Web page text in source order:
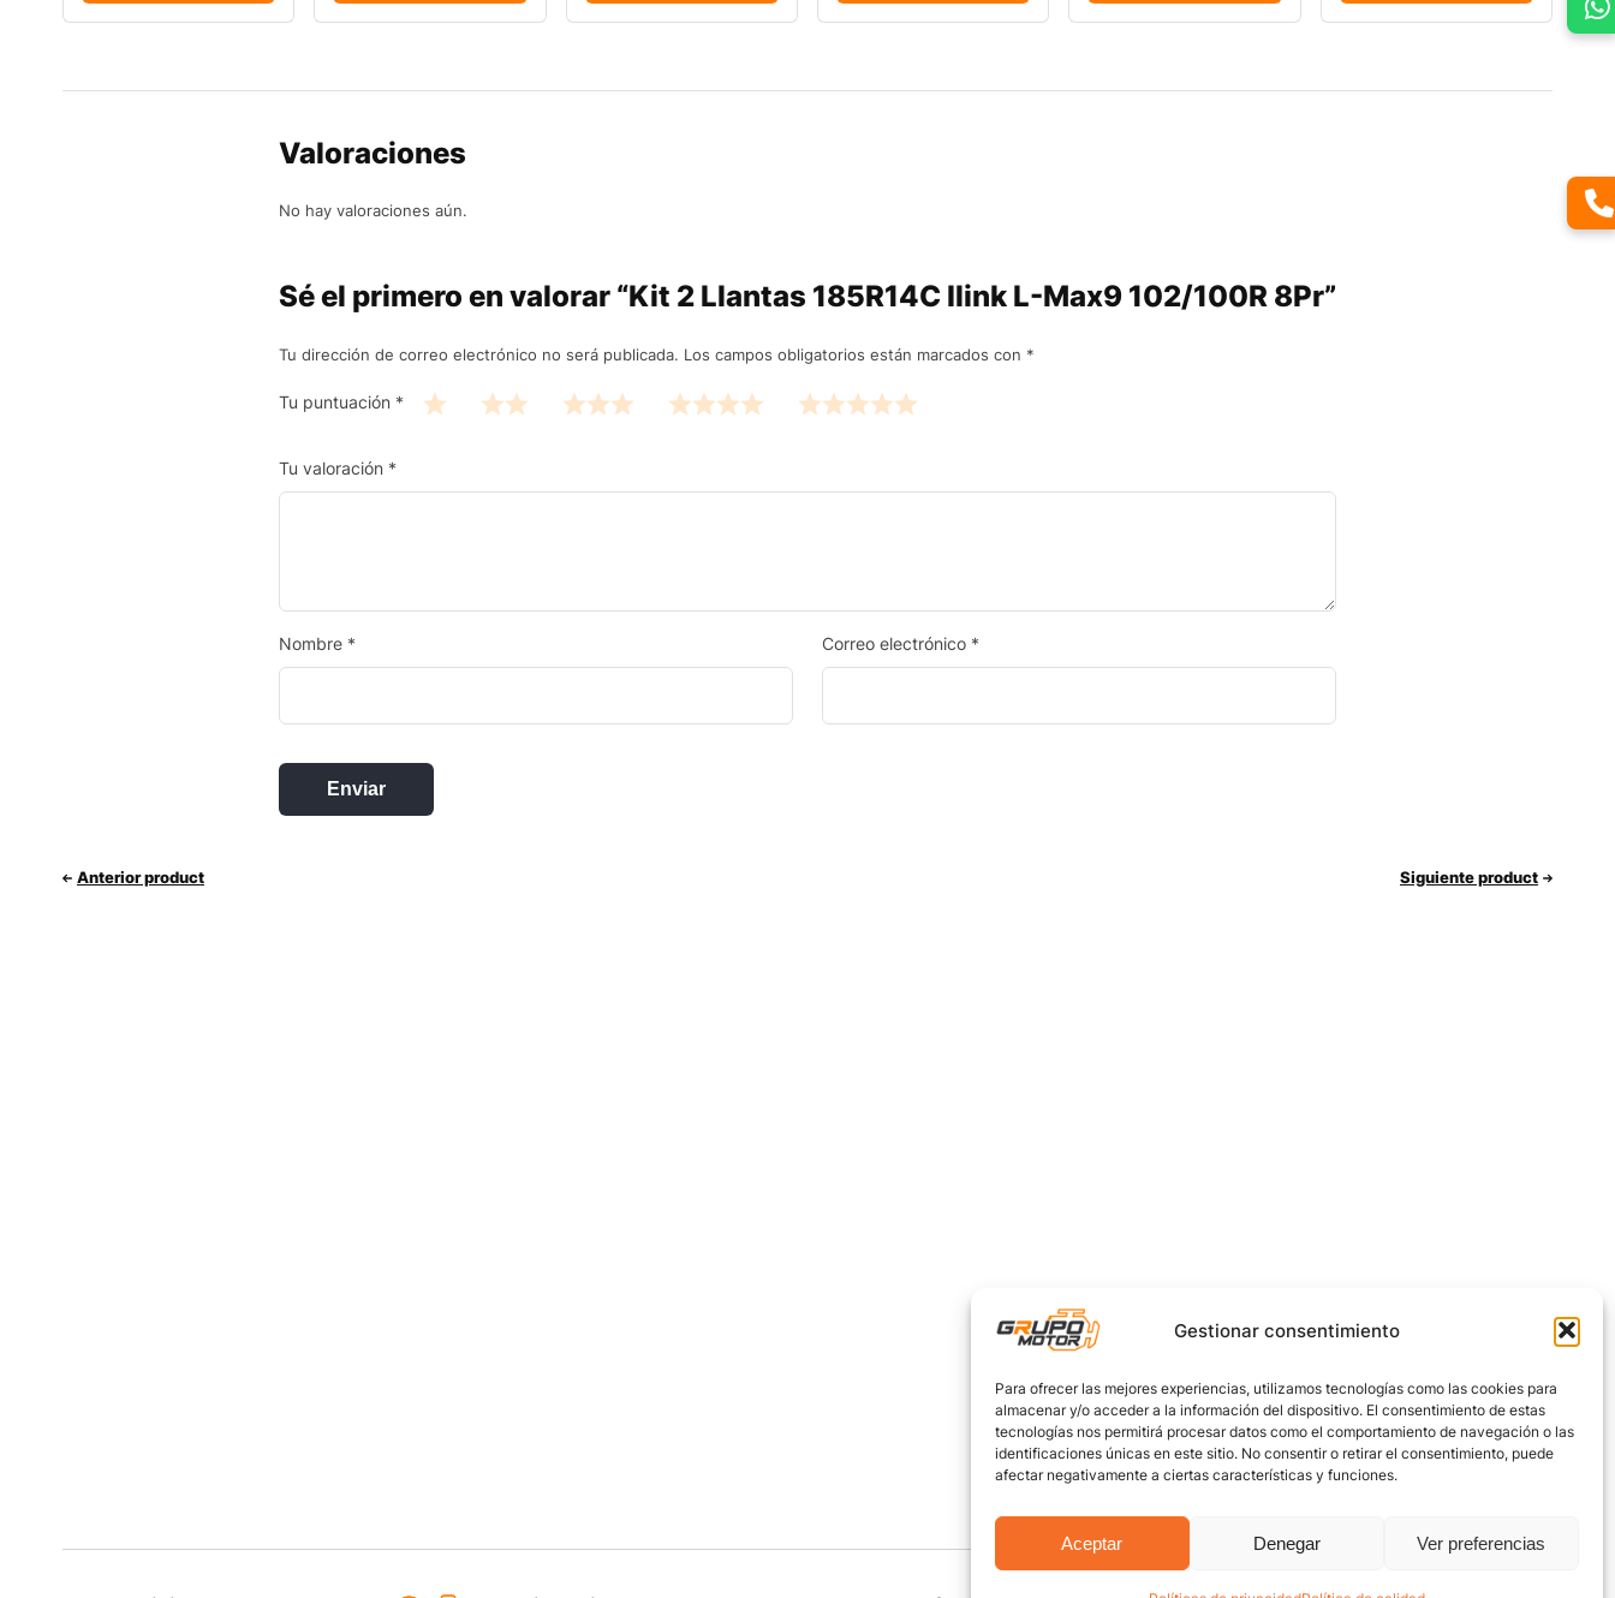
Gestionar consentimiento
Para ofrecer las mejores experiencias, utilizamos tecnologías como las cookies para
almacenar y/o acceder a la información del dispositivo. El consentimiento de estas
tecnologías nos permitirá procesar datos como el comportamiento de navegación o las
identificaciones únicas en este sitio. No consentir o retirar el consentimiento, puede
afectar negativamente a ciertas características y funciones.
Aceptar Denegar Ver preferencias
Valoraciones
No hay valoraciones aún.
Sé el primero en valorar “Kit 2 Llantas 185R14C Ilink L-Max9 102/100R 8Pr”
Tu dirección de correo electrónico no será publicada. Los campos obligatorios están marcados con *
Tu puntuación *
Tu valoración *
Nombre * Correo electrónico *
Anterior product Siguiente product